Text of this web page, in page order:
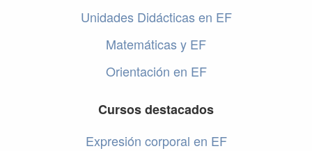
Unidades Didácticas en EF
Matemáticas y EF
Orientación en EF
Cursos destacados
Expresión corporal en EF